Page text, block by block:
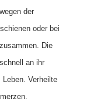
der
oder bei
Die
an ihr
Verheilte